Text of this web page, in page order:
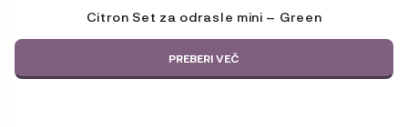
Citron Set za odrasle mini – Green
PREBERI VEČ